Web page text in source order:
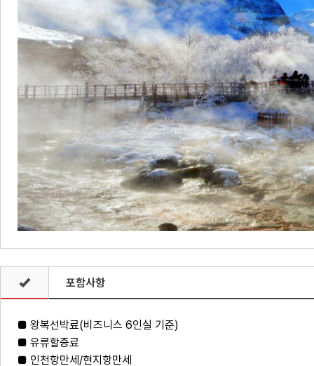
포함사항
■ 왕복선박료(비즈니스 6인실 기준)
■ 유류할증료
■ 인천항만세/현지항만세